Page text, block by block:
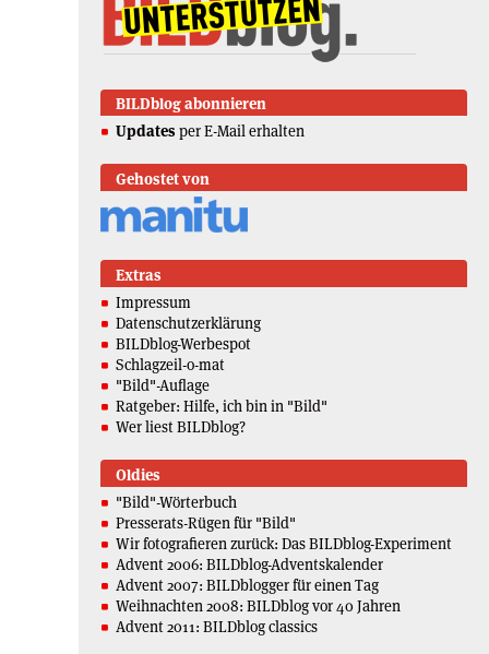
BILDblog abonnieren
Updates per E-Mail erhalten
Gehostet von
Extras
Impressum
Datenschutzerklärung
BILDblog-Werbespot
Schlagzeil-o-mat
"Bild"-Auflage
Ratgeber: Hilfe, ich bin in "Bild"
Wer liest BILDblog?
Oldies
"Bild"-Wörterbuch
Presserats-Rügen für "Bild"
Wir fotografieren zurück: Das BILDblog-Experiment
Advent 2006: BILDblog-Adventskalender
Advent 2007: BILDblogger für einen Tag
Weihnachten 2008: BILDblog vor 40 Jahren
Advent 2011: BILDblog classics